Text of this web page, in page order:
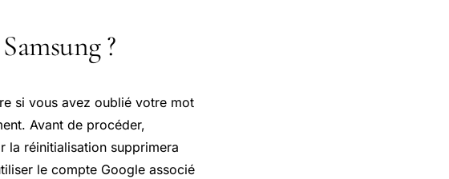
?
si vous avez oublié votre mot
Avant de procéder,
la réinitialisation supprimera
le compte Google associé